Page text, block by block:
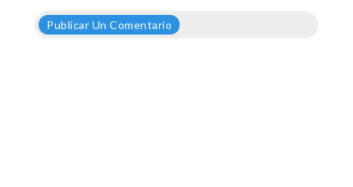
Publicar Un Comentario